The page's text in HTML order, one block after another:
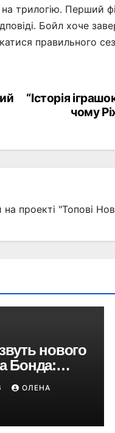
на трилогію. Перший
Бойл хоче
правильного
“Історія
чому
проекті "Топові
нового
Бонда:
про
ОЛЕНА